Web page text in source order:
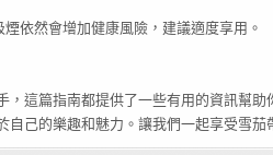
依然會增加健康風險，建議適度享用。
這篇指南都提供了一些有用的資訊幫助
己的樂趣和魅力。讓我們一起享受雪茄